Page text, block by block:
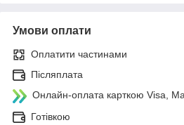
Умови оплати
Оплатити частинами
Післяплата
Онлайн-оплата карткою Visa,
Готівкою